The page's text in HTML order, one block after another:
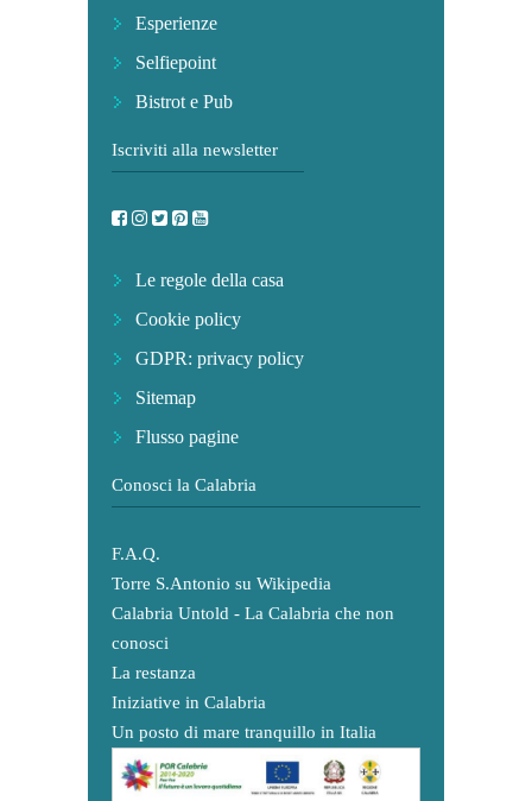
Esperienze
Selfiepoint
Bistrot e Pub
Iscriviti alla newsletter
Le regole della casa
Cookie policy
GDPR: privacy policy
Sitemap
Flusso pagine
Conosci la Calabria
F.A.Q.
Torre S.Antonio su Wikipedia
Calabria Untold - La Calabria che non
conosci
La restanza
Iniziative in Calabria
Un posto di mare tranquillo in Italia